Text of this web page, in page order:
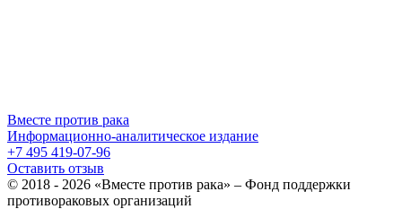
Вместе против рака
Информационно-аналитическое издание
+7 495 419-07-96
Оставить отзыв
© 2018 - 2026 «Вместе против рака» – Фонд поддержки
противораковых организаций